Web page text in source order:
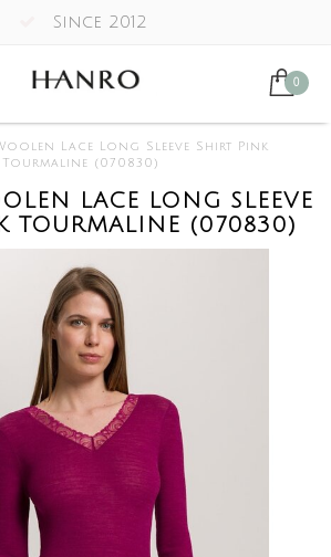
Since 2012
0
Lace Long Sleeve Shirt Pink
Tourmaline (070830)
LACE LONG SLEEVE
TOURMALINE (070830)